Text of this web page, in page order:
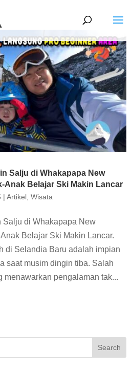
Salju di Whakapapa New
Anak Belajar Ski Makin Lancar
|Artikel,Wisata
Salju di Whakapapa New
Belajar Ski Makin Lancar.
di Selandia Baru adalah impian
saat musim dingin tiba. Salah
menawarkan pengalaman tak...